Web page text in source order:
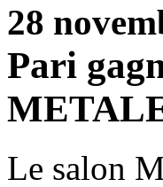
28
Pari
Le salon